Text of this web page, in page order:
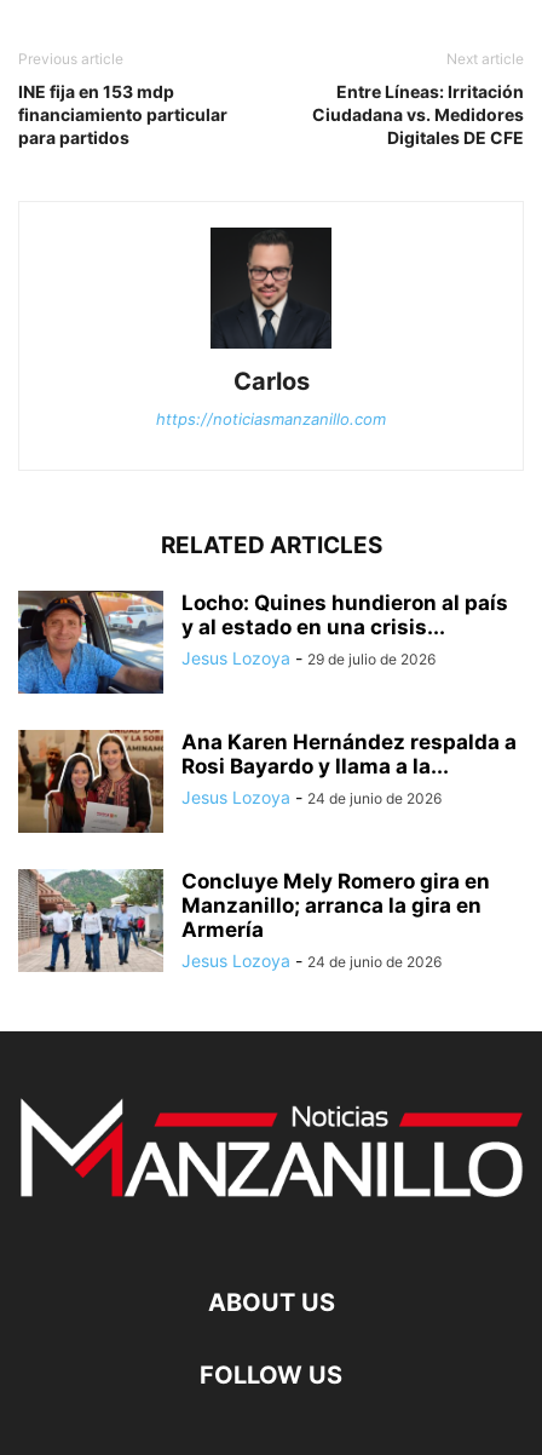
Previous article
INE fija en 153 mdp
financiamiento particular
para partidos
Next article
Entre Líneas: Irritación
Ciudadana vs. Medidores
Digitales DE CFE
Carlos
https://noticiasmanzanillo.com
RELATED ARTICLES
Locho: Quines hundieron al país
y al estado en una crisis...
Jesus Lozoya - 29 de julio de 2026
Ana Karen Hernández respalda a
Rosi Bayardo y llama a la...
Jesus Lozoya - 24 de junio de 2026
Concluye Mely Romero gira en
Manzanillo; arranca la gira en
Armería
Jesus Lozoya - 24 de junio de 2026
ABOUT US
FOLLOW US